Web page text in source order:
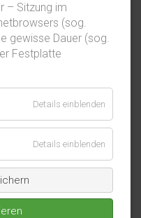
– Sitzung im
(sog.
gewisse Dauer (sog.
Festplatte
Details einblenden
Details einblenden